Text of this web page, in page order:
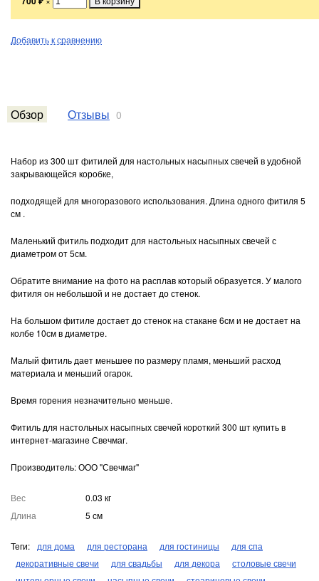
Добавить к сравнению
Обзор Отзывы 0
Набор из 300 шт фитилей для настольных насыпных свечей в удобной
закрывающейся коробке,
подходящей для многоразового использования. Длина одного фитиля 5
см .
Маленький фитиль подходит для настольных насыпных свечей с
диаметром от 5см.
Обратите внимание на фото на расплав который образуется. У малого
фитиля он небольшой и не достает до стенок.
На большом фитиле достает до стенок на стакане 6см и не достает на
колбе 10см в диаметре.
Малый фитиль дает меньшее по размеру пламя, меньший расход
материала и меньший огарок.
Время горения незначительно меньше.
Фитиль для настольных насыпных свечей короткий 300 шт купить в
интернет-магазине Свечмаг.
Производитель: ООО "Свечмаг"
Вес
0.03 кг
Длина
5 см
Теги: для дома для ресторана для гостиницы
для спа
декоративные свечи
для свадьбы для декора
столовые свечи